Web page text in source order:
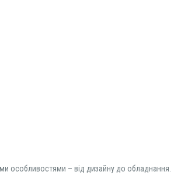
особливостями – від дизайну до обладнання.